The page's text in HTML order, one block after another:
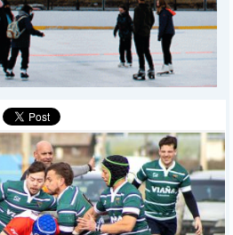
I-DIARIO
MÁS
BÚSQUEDA